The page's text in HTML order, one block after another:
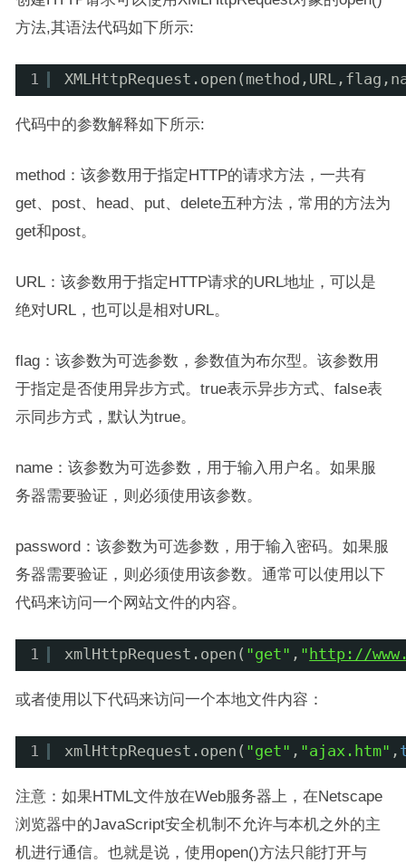
方法,其语法代码如下所示:
1
代码中的参数解释如下所示:
method：该参数用于指定HTTP的请求方法，一共有
get、post、head、put、delete五种方法，常用的方法为
get和post。
URL：该参数用于指定HTTP请求的URL地址，可以是
绝对URL，也可以是相对URL。
flag：该参数为可选参数，参数值为布尔型。该参数用
于指定是否使用异步方式。true表示异步方式、false表
示同步方式，默认为true。
name：该参数为可选参数，用于输入用户名。如果服
务器需要验证，则必须使用该参数。
password：该参数为可选参数，用于输入密码。如果服
务器需要验证，则必须使用该参数。通常可以使用以下
代码来访问一个网站文件的内容。
1 xmlHttpRequest.open( "get" , " http://
或者使用以下代码来访问一个本地文件内容：
1 xmlHttpRequest.open( "get" , "ajax.htm" ,
注意：如果HTML文件放在Web服务器上，在Netscape
浏览器中的JavaScript安全机制不允许与本机之外的主
机进行通信。也就是说，使用open()方法只能打开与